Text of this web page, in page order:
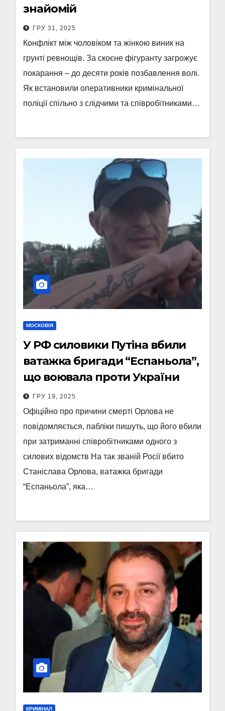
знайомій
ГРУ 31, 2025
Конфлікт між чоловіком та жінкою виник на
грунті ревнощів. За скоєне фігуранту загрожує
покарання – до десяти років позбавлення волі.
Як встановили оперативники кримінальної
поліції спільно з слідчими та співробітниками…
МОСКОВІЯ
У РФ силовики Путіна вбили
ватажка бригади “Еспаньола”,
що воювала проти України
ГРУ 19, 2025
Офіційно про причини смерті Орлова не
повідомляється, пабліки пишуть, що його вбили
при затриманні співробітниками одного з
силових відомств На так званій Росії вбито
Станіслава Орлова, ватажка бригади
“Еспаньола”, яка…
КРИМІНАЛ